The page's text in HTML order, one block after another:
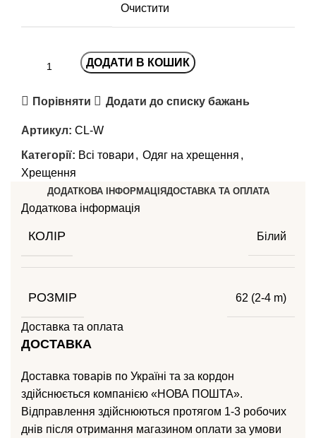
Очистити
ДОДАТИ В КОШИК
Порівняти Додати до списку бажань
Артикул: CL-W
Категорії: Всі товари , Одяг на хрещення ,
Хрещення
ДОДАТКОВА ІНФОРМАЦІЯДОСТАВКА ТА ОПЛАТА
Додаткова інформація
КОЛІР Білий
РОЗМІР 62 (2-4 m)
Доставка та оплата
ДОСТАВКА
Доставка товарів по Україні та за кордон
здійснюється компанією «НОВА ПОШТА».
Відправлення здійснюються протягом 1-3 робочих
днів після отримання магазином оплати за умови